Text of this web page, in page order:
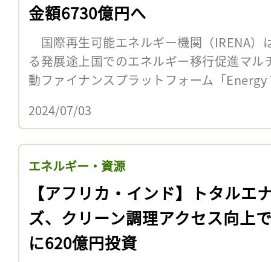
金額6730億円へ
国際再生可能エネルギー機関（IRENA）
る発展途上国でのエネルギー移行促進マ
動ファイナンスプラットフォーム「
2024/07/03
エネルギー・資源
【アフリカ・インド】トタルエ
ズ、クリーン調理アクセス向上
に620億円投資